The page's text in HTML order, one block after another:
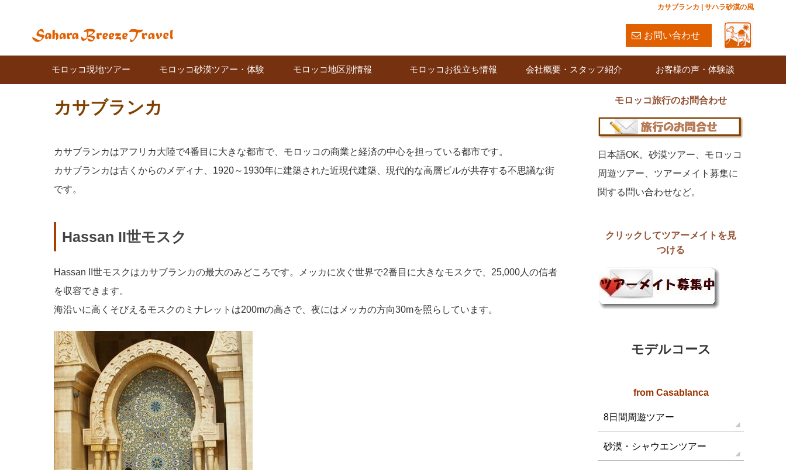
カサブランカ | サハラ砂漠の風
お問い合わせ
モロッコ現地ツアー モロッコ砂漠ツアー・体験 モロッコ地区別情報 モロッコお役立ち情報 会社概要・スタッフ紹介 お客様の声・体験談
カサブランカ
カサブランカはアフリカ大陸で4番目に大きな都市で、モロッコの商業と経済の中心を担っている都市です。
カサブランカは古くからのメディナ、1920～1930年に建築された近現代建築、現代的な高層ビルが共存する不思議な街
です。
Hassan II世モスク
Hassan II世モスクはカサブランカの最大のみどころです。メッカに次ぐ世界で2番目に大きなモスクで、25,000人の信者
を収容できます。
海沿いに高くそびえるモスクのミナレットは200mの高さで、夜にはメッカの方向30mを照らしています。
モロッコ旅行のお問合わせ
日本語OK。砂漠ツアー、モロッコ
周遊ツアー、ツアーメイト募集に
関する問い合わせなど。
クリックしてツアーメイトを見
つける
モデルコース
from Casablanca
8日間周遊ツアー
砂漠・シャウエンツアー